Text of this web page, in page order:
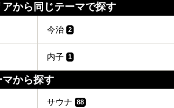
から同じテーマで探す
今治 2
内子 1
から探す
サウナ 88